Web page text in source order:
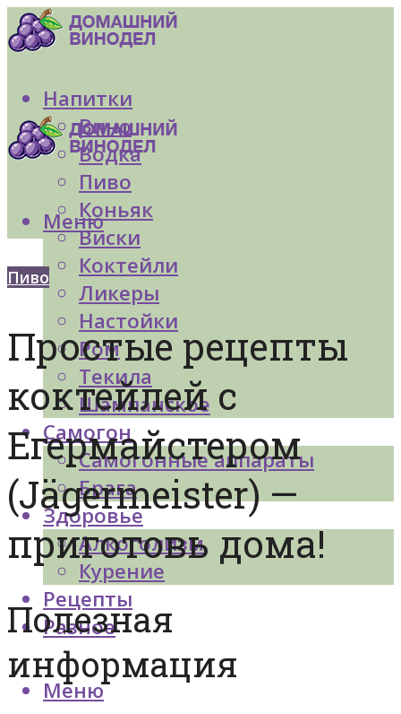
Напитки
Вино
Водка
Пиво
Коньяк
Виски
Коктейли
Ликеры
Настойки
Ром
Текила
Шампанское
Самогон
Самогонные аппараты
Брага
Здоровье
Алкоголизм
Курение
Рецепты
Разное
Меню
Меню
Пиво
Простые рецепты
коктейлей с
Егермайстером
(Jägermeister) —
приготовь дома!
Полезная
информация